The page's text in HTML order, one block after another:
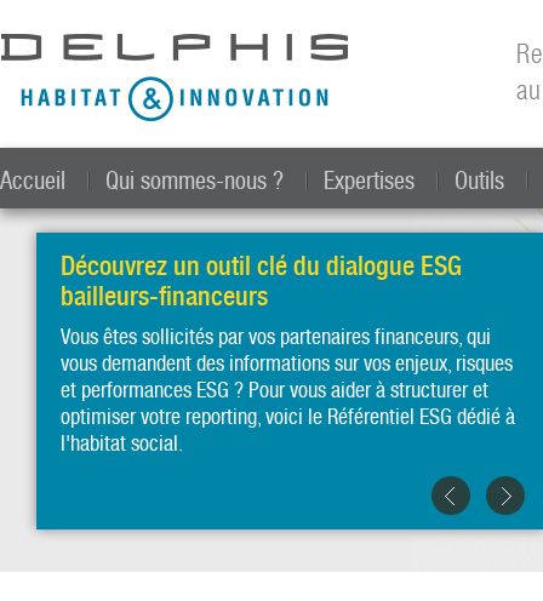
Accueil Qui sommes-nous ? Expertises Outils
Découvrez un outil clé du dialogue ESG
bailleurs-financeurs
Vous êtes sollicités par vos partenaires financeurs, qui
vous demandent des informations sur vos enjeux, risques
et performances ESG ? Pour vous aider à structurer et
optimiser votre reporting, voici le Référentiel ESG dédié à
l'habitat social.